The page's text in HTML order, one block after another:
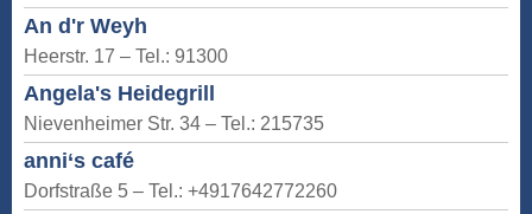
An d'r Weyh
Heerstr. 17 – Tel.: 91300
Angela's Heidegrill
Nievenheimer Str. 34 – Tel.: 215735
anni‘s café
Dorfstraße 5 – Tel.: +4917642772260